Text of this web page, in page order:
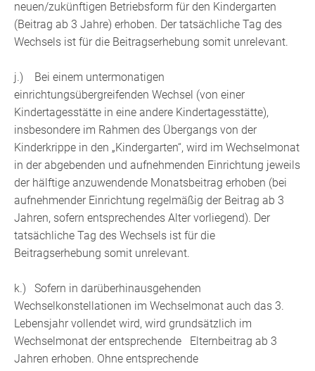
neuen/zukünftigen Betriebsform für den Kindergarten
(Beitrag ab 3 Jahre) erhoben. Der tatsächliche Tag des
Wechsels ist für die Beitragserhebung somit unrelevant.
j.) Bei einem untermonatigen
einrichtungsübergreifenden Wechsel (von einer
Kindertagesstätte in eine andere Kindertagesstätte),
insbesondere im Rahmen des Übergangs von der
Kinderkrippe in den „Kindergarten“, wird im Wechselmonat
in der abgebenden und aufnehmenden Einrichtung jeweils
der hälftige anzuwendende Monatsbeitrag erhoben (bei
aufnehmender Einrichtung regelmäßig der Beitrag ab 3
Jahren, sofern entsprechendes Alter vorliegend). Der
tatsächliche Tag des Wechsels ist für die
Beitragserhebung somit unrelevant.
k.) Sofern in darüberhinausgehenden
Wechselkonstellationen im Wechselmonat auch das 3.
Lebensjahr vollendet wird, wird grundsätzlich im
Wechselmonat der entsprechende Elternbeitrag ab 3
Jahren erhoben. Ohne entsprechende